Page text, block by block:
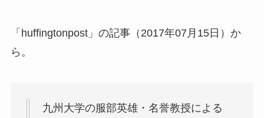
「huffingtonpost」の記事（2017年07月15日）か
ら。
九州大学の服部英雄・名誉教授による